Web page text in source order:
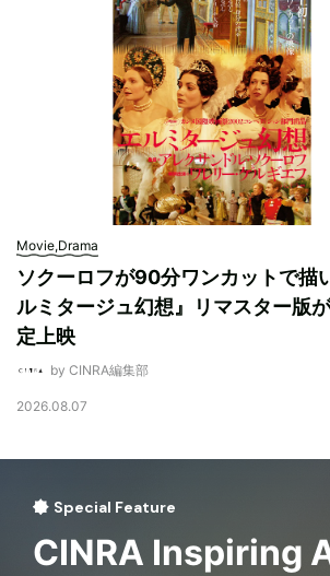
Movie,Drama
ソクーロフが90分ワンカットで描
ルミタージュ幻想』リマスター版
定上映
by CINRA編集部
2026.08.07
Special Feature
CINRA Inspiring